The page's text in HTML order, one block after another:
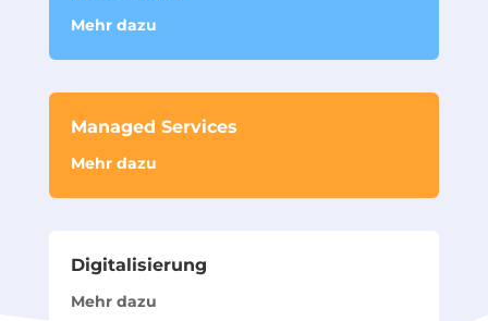
Mehr dazu
Managed Services
Mehr dazu
Digitalisierung
Mehr dazu